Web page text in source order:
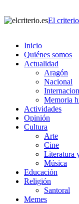
El criterio
Inicio
Quiénes somos
Actualidad
Aragón
Nacional
Memoria
Actividades
Opinión
Cultura
Arte
Cine
Literatura
Música
Educación
Religión
Santoral
Memes